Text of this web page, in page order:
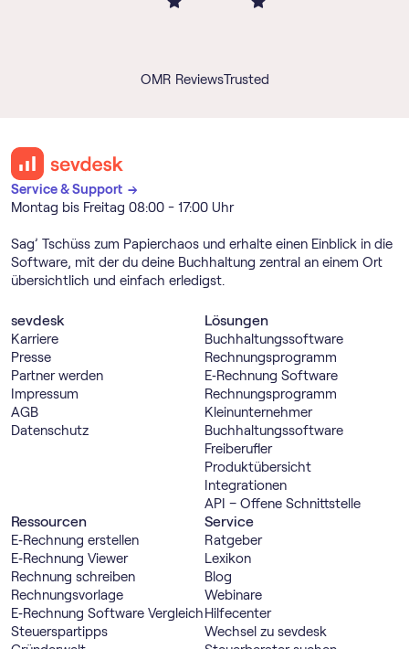
OMR ReviewsTrusted
Service & Support →
Montag bis Freitag 08:00 - 17:00 Uhr
Sag’ Tschüss zum Papierchaos und erhalte einen Einblick in die
Software, mit der du deine Buchhaltung zentral an einem Ort
übersichtlich und einfach erledigst.
sevdesk
Karriere
Presse
Partner werden
Impressum
AGB
Datenschutz
Lösungen
Buch­haltungs­software
Rechnungs­programm
E‑Rechnung Software
Rechnungs­programm
Kleinunternehmer
Buch­haltungs­software
Freiberufler
Produktübersicht
Integrationen
API – Offene Schnittstelle
Ressourcen
E‑Rechnung erstellen
E‑Rechnung Viewer
Rechnung schreiben
Rechnungsvorlage
E‑Rechnung Software Vergleich
Steuerspartipps
Service
Ratgeber
Lexikon
Blog
Webinare
Hilfecenter
Wechsel zu sevdesk